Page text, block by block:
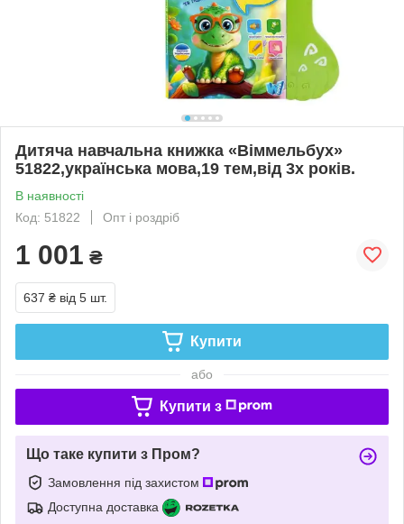
Дитяча навчальна книжка «Віммельбух»
51822,українська мова,19 тем,від 3х років.
В наявності
Код: 51822
Опт і роздріб
1 001 ₴
637 ₴ від 5 шт.
Купити
або
Купити з
Що таке купити з Пром?
Замовлення під захистом
Доступна доставка